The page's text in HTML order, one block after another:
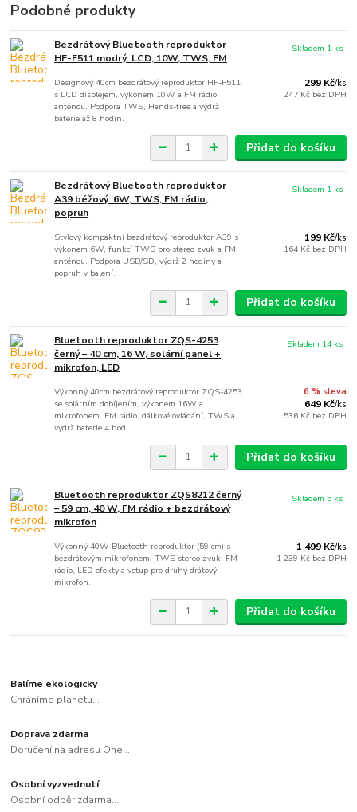
Podobné produkty
Bezdrátový Bluetooth reproduktor
HF-F511 modrý: LCD, 10W, TWS, FM
Designový 40cm bezdrátový reproduktor HF-F511
s LCD displejem, výkonem 10W a FM rádio
anténou. Podpora TWS, Hands-free a výdrž
baterie až 8 hodin.
299 Kč/ks
247 Kč bez DPH
Skladem 1 ks
Přidat do košíku
Bezdrátový Bluetooth reproduktor
A39 béžový: 6W, TWS, FM rádio,
popruh
Stylový kompaktní bezdrátový reproduktor A39 s
výkonem 6W, funkcí TWS pro stereo zvuk a FM
anténou. Podpora USB/SD, výdrž 2 hodiny a
popruh v balení.
199 Kč/ks
164 Kč bez DPH
Skladem 1 ks
Přidat do košíku
Bluetooth reproduktor ZQS-4253
černý – 40 cm, 16 W, solární panel +
mikrofon, LED
Výkonný 40cm bezdrátový reproduktor ZQS-4253
se solárním dobíjením, výkonem 16W a
mikrofonem. FM rádio, dálkové ovládání, TWS a
výdrž baterie 4 hod.
6 % sleva
649 Kč/ks
536 Kč bez DPH
Skladem 14 ks
Přidat do košíku
Bluetooth reproduktor ZQS8212 černý
– 59 cm, 40 W, FM rádio + bezdrátový
mikrofon
Výkonný 40W Bluetooth reproduktor (59 cm) s
bezdrátovým mikrofonem. TWS stereo zvuk, FM
rádio, LED efekty a vstup pro druhý drátový
mikrofon.
1 499 Kč/ks
1 239 Kč bez DPH
Skladem 5 ks
Přidat do košíku
Balíme ekologicky
Chráníme planetu...
Doprava zdarma
Doručení na adresu One...
Osobní vyzvednutí
Osobní odběr zdarma...